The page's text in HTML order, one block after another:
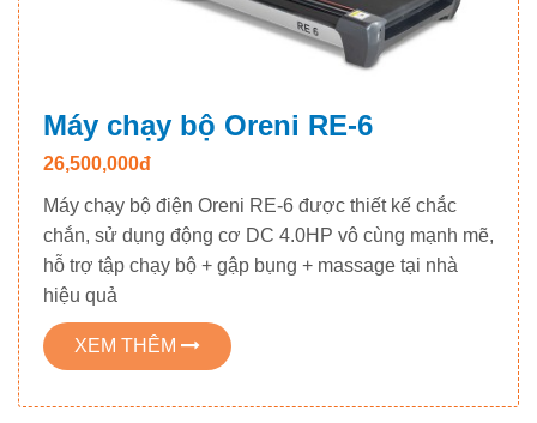
Máy chạy bộ Oreni RE-6
26,500,000đ
Máy chạy bộ điện Oreni RE-6 được thiết kế chắc
chắn, sử dụng động cơ DC 4.0HP vô cùng mạnh mẽ,
hỗ trợ tập chạy bộ + gập bụng + massage tại nhà
hiệu quả
XEM THÊM